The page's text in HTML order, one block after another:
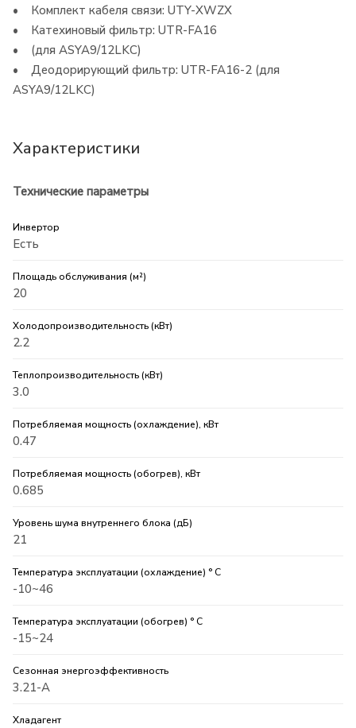
• Комплект кабеля связи: UTY-XWZX
• Катехиновый фильтр: UTR-FA16
• (для ASYA9/12LKC)
• Деодорирующий фильтр: UTR-FA16-2 (для
ASYA9/12LKC)
Характеристики
Технические параметры
Инвертор
Есть
Площадь обслуживания (м²)
20
Холодопроизводительность (кВт)
2.2
Теплопроизводительность (кВт)
3.0
Потребляемая мощность (охлаждение), кВт
0.47
Потребляемая мощность (обогрев), кВт
0.685
Уровень шума внутреннего блока (дБ)
21
Температура эксплуатации (охлаждение) ° C
-10~46
Температура эксплуатации (обогрев) ° C
-15~24
Сезонная энергоэффективность
3.21-A
Хладагент